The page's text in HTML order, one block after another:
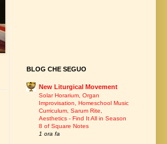
BLOG CHE SEGUO
New Liturgical Movement
Solar Horarium, Organ
Improvisation, Homeschool Music
Curriculum, Sarum Rite,
Aesthetics - Find It All in Season
8 of Square Notes
1 ora fa